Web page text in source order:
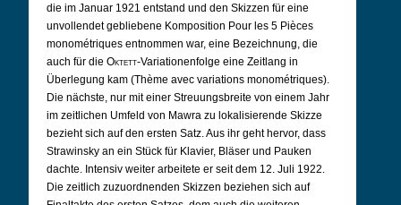
die im Januar 1921 entstand und den Skizzen für eine
unvollendet gebliebene Komposition Pour les 5 Pièces
monométriques entnommen war, eine Bezeichnung, die
auch für die Oktett-Variationenfolge eine Zeitlang in
Überlegung kam (Thème avec variations monométriques).
Die nächste, nur mit einer Streuungsbreite von einem Jahr
im zeitlichen Umfeld von Mawra zu lokalisierende Skizze
bezieht sich auf den ersten Satz. Aus ihr geht hervor, dass
Strawinsky an ein Stück für Klavier, Bläser und Pauken
dachte. Intensiv weiter arbeitete er seit dem 12. Juli 1922.
Die zeitlich zuzuordnenden Skizzen beziehen sich auf